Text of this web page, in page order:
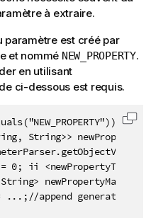
à extraire.
paramètre est créé par
et nommé NEW_PROPERTY.
en utilisant
ci-dessous est requis.
{
String>>
0; ii
newPropertyMap
append generated codes
Copier